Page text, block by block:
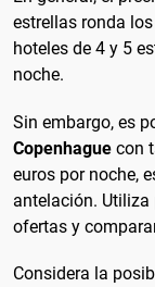
estrellas ronda
hoteles de 4 y 5
noche.
Sin embargo, es
Copenhague con
euros por noche,
antelación.
ofertas y
Considera la